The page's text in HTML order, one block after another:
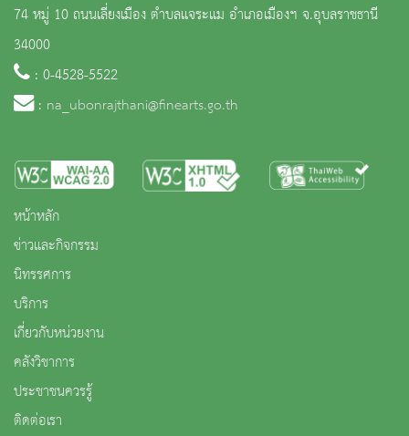
74 หมู่ 10 ถนนเลี่ยงเมือง ตำบลแจระแม อำเภอเมืองฯ จ.อุบลราชธานี
34000
: 0-4528-5522
: na_ubonrajthani@finearts.go.th
หน้าหลัก
ข่าวและกิจกรรม
นิทรรศการ
บริการ
เกี่ยวกับหน่วยงาน
คลังวิชาการ
ประชาชนควรรู้
ติดต่อเรา